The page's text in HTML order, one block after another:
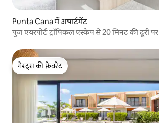
Punta Cana में अपार्टमेंट
पुज एयरपोर्ट ट्रॉपिकल एस्केप से 20 मिनट की दूरी पर
गेस्ट्स की फ़ेवरेट
गेस्ट्स की फ़ेवरेट